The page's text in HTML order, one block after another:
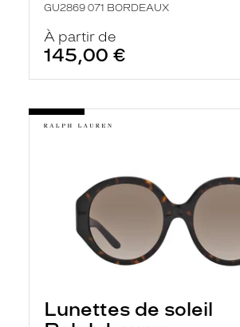
GU2869 071 BORDEAUX
À partir de
145,00 €
Lunettes de soleil